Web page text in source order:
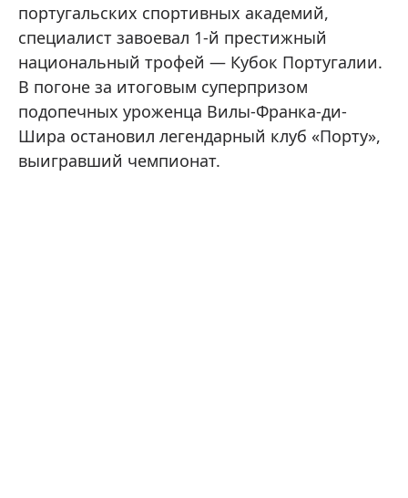
португальских спортивных академий,
специалист завоевал 1-й престижный
национальный трофей — Кубок Португалии.
В погоне за итоговым суперпризом
подопечных уроженца Вилы-Франка-ди-
Шира остановил легендарный клуб «Порту»,
выигравший чемпионат.